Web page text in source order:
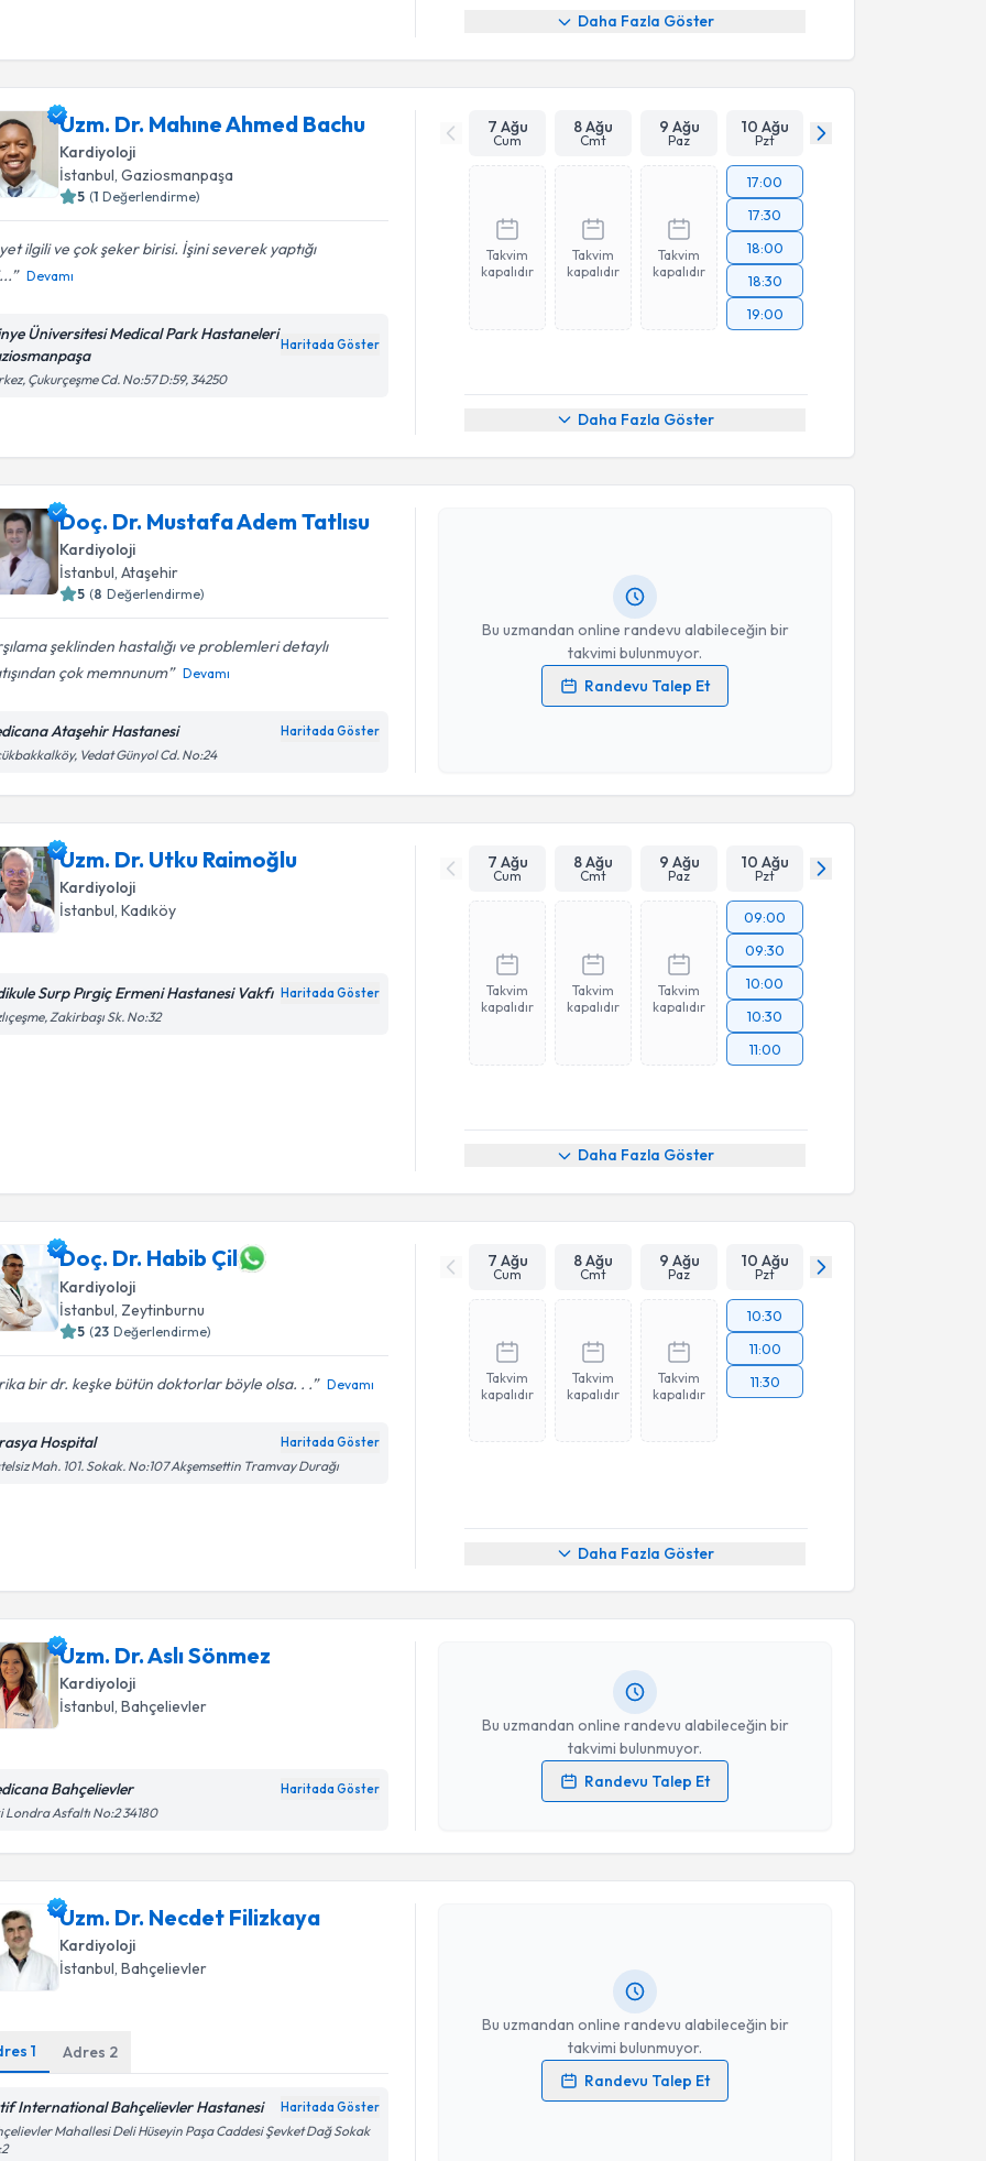
Daha Fazla Göster
Uzm. Dr. Mahıne Ahmed Bachu
Kardiyoloji
İstanbul , Gaziosmanpaşa
5 (1 Değerlendirme)
ilgili ve çok şeker birisi. İşini severek yaptığı
Devamı
Üniversitesi Medical Park Hastaneleri
Haritada Göster
Çukurçeşme Cd. No:57 D:59, 34250
7 Ağu
Cum
8 Ağu
Cmt
9 Ağu
Paz
10 Ağu
Pzt
Takvim
kapalıdır
Takvim
kapalıdır
Takvim
kapalıdır
17:00
17:30
18:00
18:30
19:00
Daha Fazla Göster
Doç. Dr. Mustafa Adem Tatlısu
Kardiyoloji
İstanbul, Ataşehir
5 (8 Değerlendirme)
şeklinden hastalığı ve problemleri detaylı
çok memnunum
Devamı
Ataşehir Hastanesi Haritada Göster
Vedat Günyol Cd. No:24
Bu uzmandan online randevu alabileceğin bir
takvimi bulunmuyor.
Randevu Talep Et
Randevu Takvimi Talebi
Doç. Dr. Mustafa Adem Tatlısu
Kişisel verilerimin işlenmesine ilişkinAydınlatma Metni
Takvim Talebini Gönder
Uzm. Dr. Utku Raimoğlu
Kardiyoloji
İstanbul, Kadıköy
Surp Pırgiç Ermeni Hastanesi Vakfı Haritada Göster
Zakirbaşı Sk. No:32
7 Ağu
Cum
8 Ağu
Cmt
9 Ağu
Paz
10 Ağu
Pzt
Takvim
kapalıdır
Takvim
kapalıdır
Takvim
kapalıdır
09:00
09:30
10:00
10:30
11:00
Daha Fazla Göster
Doç. Dr. Habib Çil
Kardiyoloji
İstanbul , Zeytinburnu
5 (23 Değerlendirme)
bir dr. keşke bütün doktorlar böyle olsa. . . Devamı
Hospital Haritada Göster
Mah. 101. Sokak. No:107 Akşemsettin Tramvay Durağı
7 Ağu
Cum
8 Ağu
Cmt
9 Ağu
Paz
10 Ağu
Pzt
Takvim
kapalıdır
Takvim
kapalıdır
Takvim
kapalıdır
10:30
11:00
11:30
Daha Fazla Göster
Uzm. Dr. Aslı Sönmez
Kardiyoloji
İstanbul, Bahçelievler
Bahçelievler Haritada Göster
Londra Asfaltı No:2 34180
Bu uzmandan online randevu alabileceğin bir
takvimi bulunmuyor.
Randevu Talep Et
Randevu Takvimi Talebi
Kişisel verilerimin işlenmesine ilişkinAydınlatma Metni
işlenmesini kabul ediyorum.
Uzm. Dr. Necdet Filizkaya
Kardiyoloji
İstanbul, Bahçelievler
1 Adres 2
International Bahçelievler Hastanesi Haritada Göster
Mahallesi Deli Hüseyin Paşa Caddesi Şevket Dağ Sokak
Bu uzmandan online randevu alabileceğin bir
takvimi bulunmuyor.
Randevu Talep Et
Randevu Takvimi Talebi
Uzm. Dr. Necdet Filizkaya
Kişisel verilerimin işlenmesine ilişkinAydınlatma Metni